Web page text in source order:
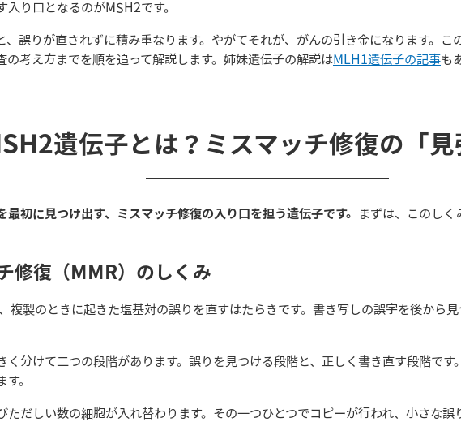
入り口となるのがMSH2です。
、誤りが直されずに積み重なります。やがてそれが、がんの引き金になります。こ
の考え方までを順を追って解説します。姉妹遺伝子の解説はMLH1遺伝子の記事も
遺伝子とは？ミスマッチ修復の「見
最初に見つけ出す、ミスマッチ修復の入り口を担う遺伝子です。
まずは、このし
修復（MMR）のしくみ
複製のときに起きた塩基対の誤りを直すはたらきです。書き写しの誤字を後から
く分けて二つの段階があります。誤りを見つける段階と、正しく書き直す段階で
。
ただしい数の細胞が入れ替わります。その一つひとつでコピーが行われ、小さな